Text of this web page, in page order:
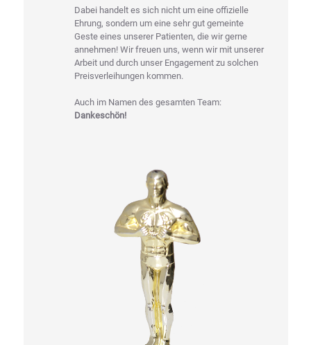
Dabei handelt es sich nicht um eine offizielle
Ehrung, sondern um eine sehr gut gemeinte
Geste eines unserer Patienten, die wir gerne
annehmen! Wir freuen uns, wenn wir mit unserer
Arbeit und durch unser Engagement zu solchen
Preisverleihungen kommen.
Auch im Namen des gesamten Team:
Dankeschön!